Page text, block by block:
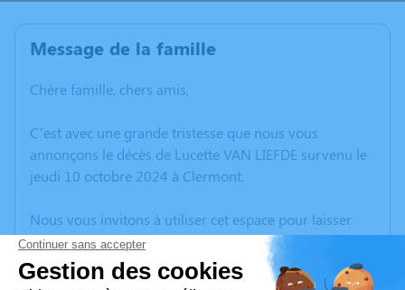
Message de la famille
Chère famille, chers amis,
C’est avec une grande tristesse que nous vous
annonçons le décès de Lucette VAN LIEFDE survenu le
jeudi 10 octobre 2024 à Clermont.
Nous vous invitons à utiliser cet espace pour laisser
vos condoléances, partager des photos souvenirs, une
anecdote ou exprimer vos pensées à travers des
poèmes ou des textes. Cet endroit est un lieu